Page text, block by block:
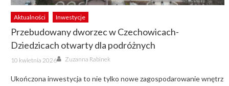
Aktualności Inwestycje
Przebudowany dworzec w Czechowicach-
Dziedzicach otwarty dla podróżnych
Posted
on
10 kwietnia 2026 Author
Zuzanna Rabinek
Ukończona inwestycja to nie tylko nowe zagospodarowanie wnętrz